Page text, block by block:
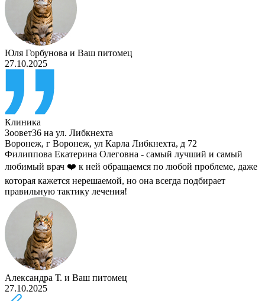
Юля Горбунова и Ваш питомец
27.10.2025
Клиника
Зоовет36 на ул. Либкнехта
Воронеж, г Воронеж, ул Карла Либкнехта, д 72
Филиппова Екатерина Олеговна - самый лучший и самый
любимый врач ❤️ к ней обращаемся по любой проблеме, даже
которая кажется нерешаемой, но она всегда подбирает
правильную тактику лечения!
Александра Т. и Ваш питомец
27.10.2025